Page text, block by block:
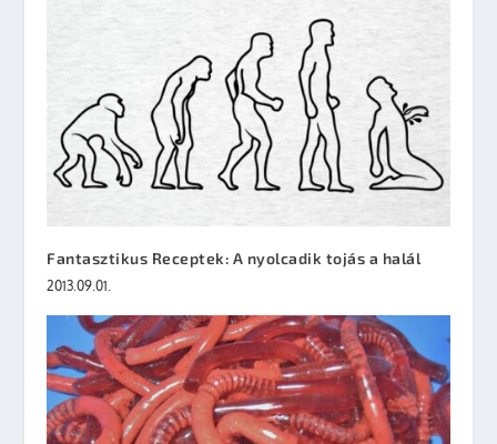
Fantasztikus Receptek: A nyolcadik tojás a halál
2013.09.01.